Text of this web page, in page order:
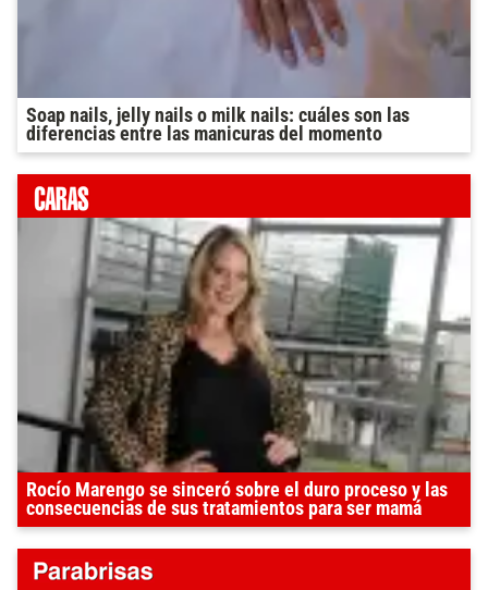
Soap nails, jelly nails o milk nails: cuáles son las
diferencias entre las manicuras del momento
Rocío Marengo se sinceró sobre el duro proceso y las
consecuencias de sus tratamientos para ser mamá